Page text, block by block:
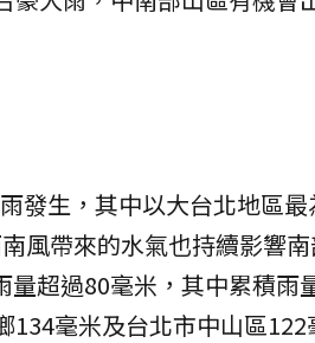
發生，其中以大台北地區最
風帶來的水氣也持續影響南
超過80毫米，其中累積雨
毫米及台北市中山區122